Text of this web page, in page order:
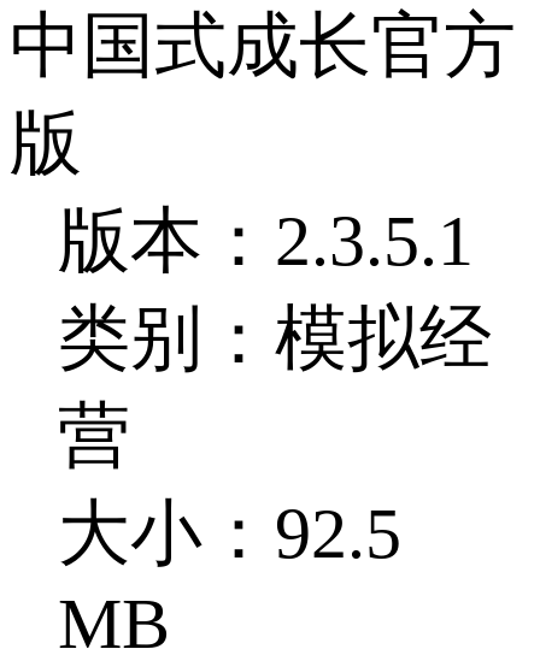
中国式成长官方
版
版本：2.3.5.1
类别：模拟经
营
大小：92.5
MB